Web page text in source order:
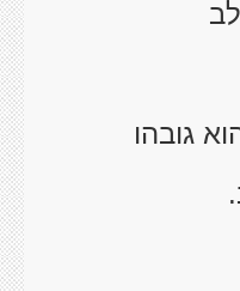
גובהו